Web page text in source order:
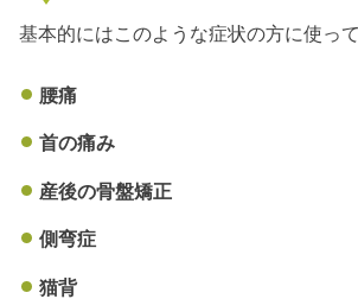
基本的にはこのような症状の方に使って
腰痛
首の痛み
産後の骨盤矯正
側弯症
猫背